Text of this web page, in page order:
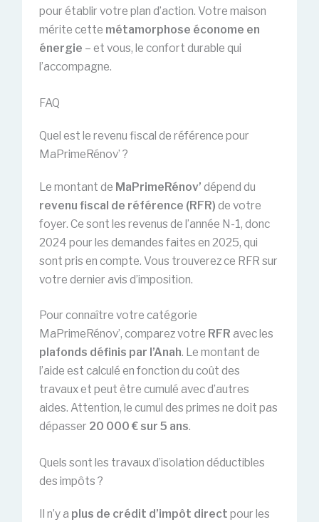
pour établir votre plan d’action. Votre maison
mérite cette métamorphose économe en
énergie – et vous, le confort durable qui
l’accompagne.
FAQ
Quel est le revenu fiscal de référence pour
MaPrimeRénov’ ?
Le montant de MaPrimeRénov’ dépend du
revenu fiscal de référence (RFR) de votre
foyer. Ce sont les revenus de l’année N-1, donc
2024 pour les demandes faites en 2025, qui
sont pris en compte. Vous trouverez ce RFR sur
votre dernier avis d’imposition.
Pour connaître votre catégorie
MaPrimeRénov’, comparez votre RFR avec les
plafonds définis par l’Anah. Le montant de
l’aide est calculé en fonction du coût des
travaux et peut être cumulé avec d’autres
aides. Attention, le cumul des primes ne doit pas
dépasser 20 000 € sur 5 ans.
Quels sont les travaux d’isolation déductibles
des impôts ?
Il n’y a plus de crédit d’impôt direct pour les